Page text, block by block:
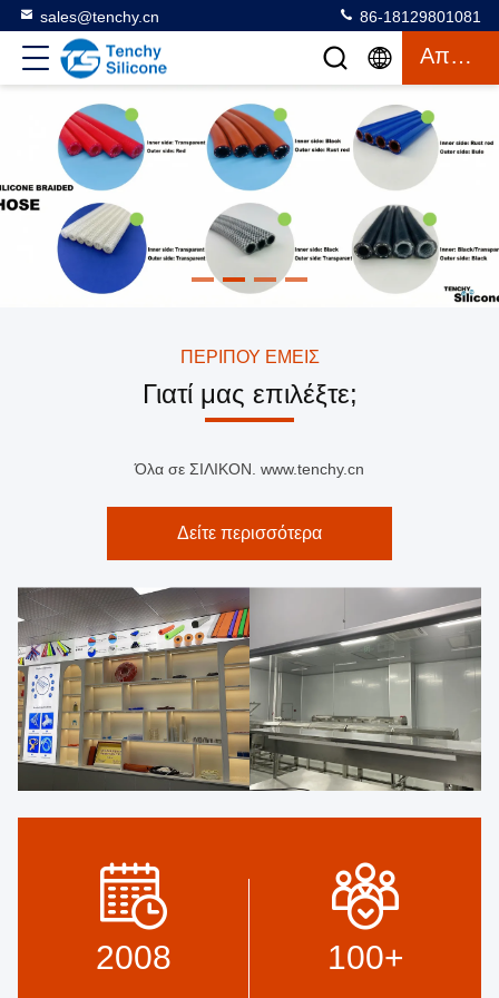
sales@tenchy.cn 86-18129801081
Απόσπασμα
ΠΕΡΊΠΟΥ ΕΜΕΊΣ
Γιατί μας επιλέξτε;
Όλα σε ΣΙΛΙΚΟΝ. www.tenchy.cn
Δείτε περισσότερα
2008 100+